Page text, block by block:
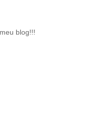
blog!!!